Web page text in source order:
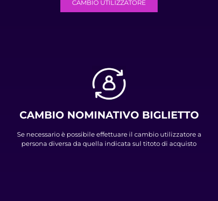
CAMBIO UTILIZZATORE
CAMBIO NOMINATIVO BIGLIETTO
Se necessario è possibile effettuare il cambio utilizzatore a
persona diversa da quella indicata sul titoto di acquisto